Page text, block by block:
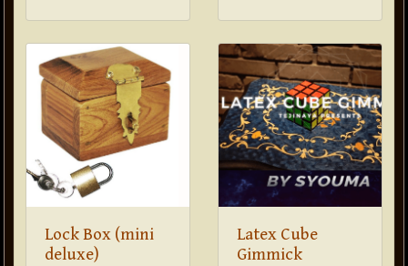
Lock Box (mini
deluxe)
Latex Cube
Gimmick